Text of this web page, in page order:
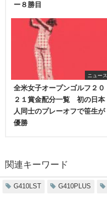
ー８勝目
ニュース
全米女子オープンゴルフ２０
２１賞金配分一覧 初の日本
人同士のプレーオフで笹生が
優勝
関連キーワード
G410LST G410PLUS